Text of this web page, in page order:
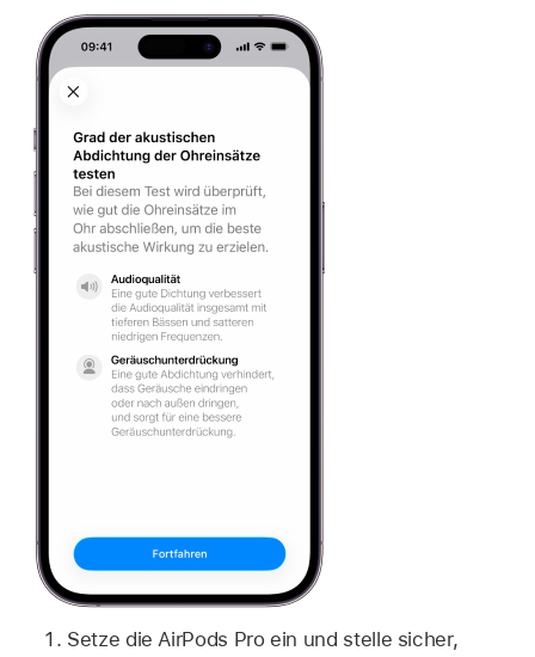
Setze die AirPods Pro ein und stelle sicher,